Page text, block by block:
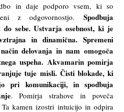
in daje podporo vsem, ki so
z odgovornostjo. Spodbuja
do sebe. Ustvarja osebnost, ki je
in dinamična. Spremeni
delovanja in nam omogoča
uspeha. Akvamarin pomirja
tuje misli. Čisti blokade, ki
pri komunikaciji, in spodbuja
. Pomirja strahove in poveča
kamen izostri intuicijo in odpira